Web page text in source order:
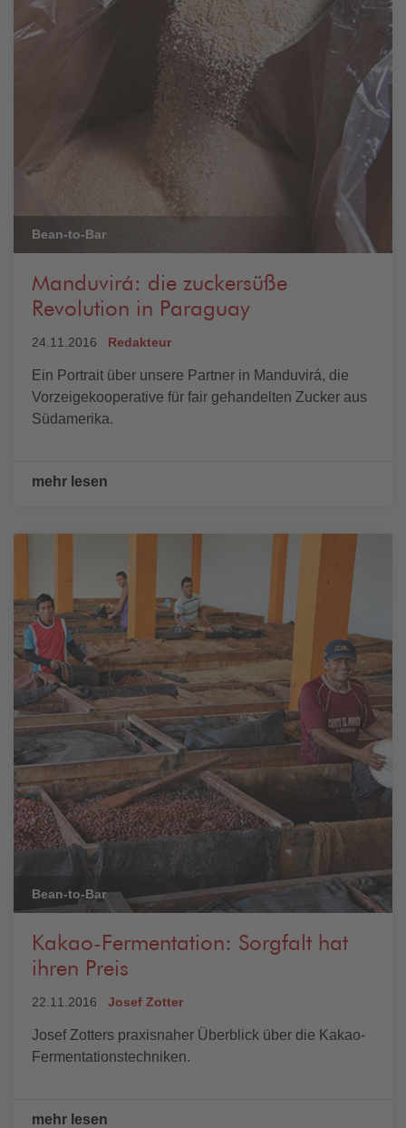
Bean-to-Bar
Manduvirá: die zuckersüße
Revolution in Paraguay
24.11.2016 Redakteur
Ein Portrait über unsere Partner in Manduvirá, die
Vorzeigekooperative für fair gehandelten Zucker aus
Südamerika.
mehr lesen
Bean-to-Bar
Kakao-Fermentation: Sorgfalt hat
ihren Preis
22.11.2016 Josef Zotter
Josef Zotters praxisnaher Überblick über die Kakao-
Fermentationstechniken.
mehr lesen